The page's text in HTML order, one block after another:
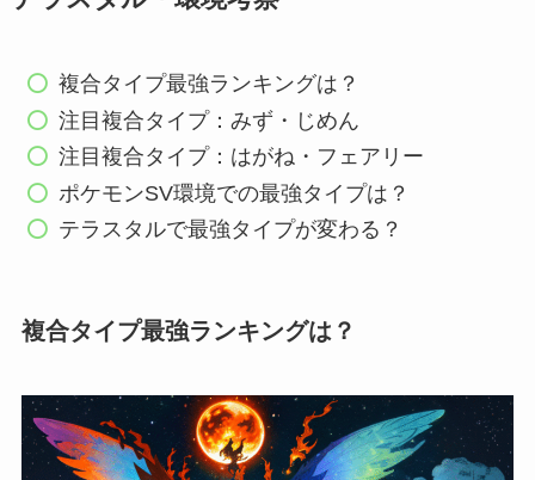
複合タイプ最強ランキングは？
注目複合タイプ：みず・じめん
注目複合タイプ：はがね・フェアリー
ポケモンSV環境での最強タイプは？
テラスタルで最強タイプが変わる？
複合タイプ最強ランキングは？